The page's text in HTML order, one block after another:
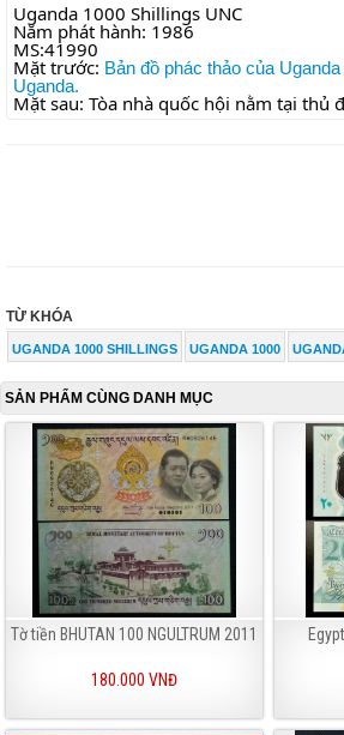
Uganda 1000 Shillings UNC
Năm phát hành: 1986
MS:41990
Mặt trước: Bản đồ phác thảo của Uganda
Uganda.
Mặt sau: Tòa nhà quốc hội nằm tại thủ
TỪ KHÓA
UGANDA 1000 SHILLINGS UGANDA 1000
SẢN PHẨM CÙNG DANH MỤC
Tờ tiền BHUTAN 100 NGULTRUM 2011
180.000 VNĐ